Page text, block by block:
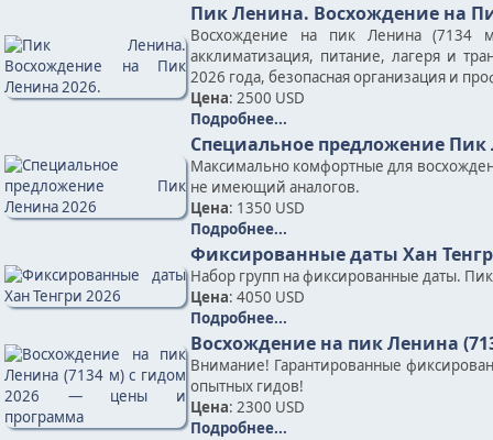
Пик Ленина. Восхождение на
Восхождение на пик Ленина (7134
акклиматизация, питание, лагеря и
2026 года, безопасная организация и
Цена: 2500 USD
Подробнее...
Специальное предложение Пик
Максимально комфортные для
не имеющий аналогов.
Цена: 1350 USD
Подробнее...
Фиксированные даты Хан
Набор групп на фиксированные даты.
Цена: 4050 USD
Подробнее...
Восхождение на пик Ленина
Внимание! Гарантированные
опытных гидов!
Цена: 2300 USD
Подробнее...